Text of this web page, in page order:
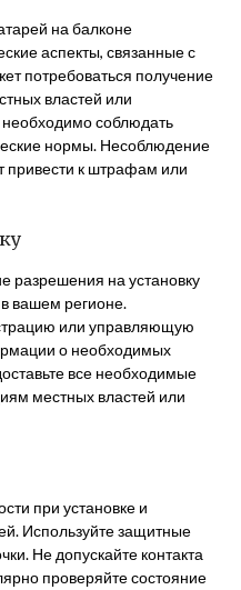
на балконе
аспекты, связанные с
потребоваться получение
властей или
соблюдать
нормы. Несоблюдение
привести к штрафам или
разрешения на установку
вашем регионе.
или управляющую
о необходимых
все необходимые
местных властей или
при установке и
Используйте защитные
Не допускайте контакта
проверяйте состояние